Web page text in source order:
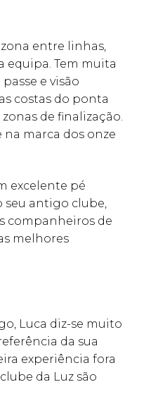
entre linhas,
equipa. Tem muita
e visão
costas do ponta
de finalização.
marca dos onze
excelente pé
seu antigo clube,
companheiros de
melhores
Luca diz-se muito
da sua
experiência fora
da Luz são